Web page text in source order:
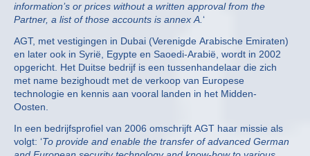
information’s or prices without a written approval from the
Partner, a list of those accounts is annex A. ‘
AGT, met vestigingen in Dubai (Verenigde Arabische Emiraten)
en later ook in Syrië, Egypte en Saoedi-Arabië, wordt in 2002
opgericht. Het Duitse bedrijf is een tussenhandelaar die zich
met name bezighoudt met de verkoop van Europese
technologie en kennis aan vooral landen in het Midden-
Oosten.
In een bedrijfsprofiel van 2006 omschrijft AGT haar missie als
volgt: ‘To provide and enable the transfer of advanced German